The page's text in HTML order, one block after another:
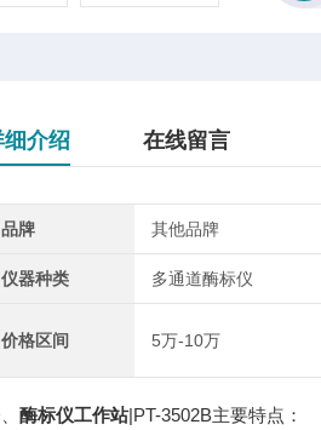
细介绍 在线留言
品牌 其他品牌
仪器种类 多通道酶标仪
价格区间 5万-10万
酶标仪工作站|PT-3502B主要特点：